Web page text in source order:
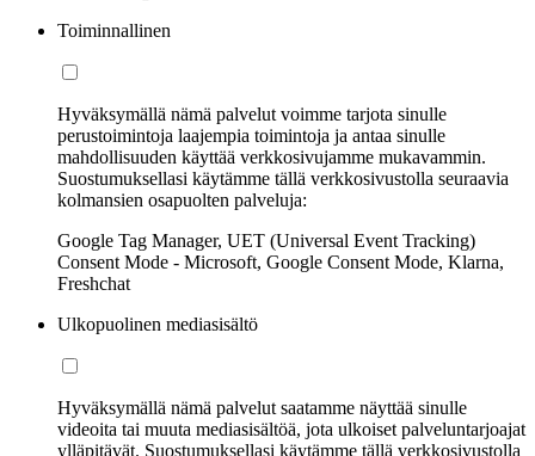
Toiminnallinen
Hyväksymällä nämä palvelut voimme tarjota sinulle
perustoimintoja laajempia toimintoja ja antaa sinulle
mahdollisuuden käyttää verkkosivujamme mukavammin.
Suostumuksellasi käytämme tällä verkkosivustolla seuraavia
kolmansien osapuolten palveluja:
Google Tag Manager, UET (Universal Event Tracking)
Consent Mode - Microsoft, Google Consent Mode, Klarna,
Freshchat
Ulkopuolinen mediasisältö
Hyväksymällä nämä palvelut saatamme näyttää sinulle
videoita tai muuta mediasisältöä, jota ulkoiset palveluntarjoajat
ylläpitävät. Suostumuksellasi käytämme tällä verkkosivustolla